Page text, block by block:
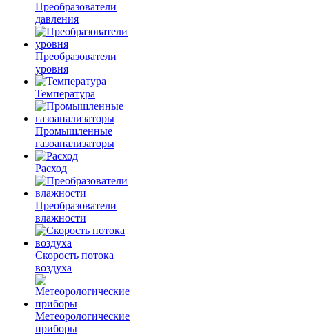
Преобразователи
давления
Преобразователи
уровня
Температура
Промышленные
газоанализаторы
Расход
Преобразователи
влажности
Скорость потока
воздуха
Метеорологические
приборы